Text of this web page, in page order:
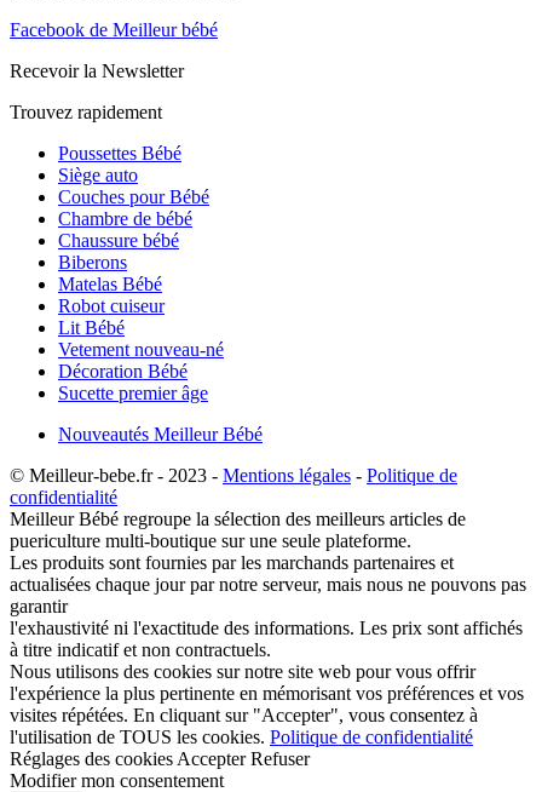
Facebook de Meilleur bébé
Recevoir la Newsletter
Trouvez rapidement
Poussettes Bébé
Siège auto
Couches pour Bébé
Chambre de bébé
Chaussure bébé
Biberons
Matelas Bébé
Robot cuiseur
Lit Bébé
Vetement nouveau-né
Décoration Bébé
Sucette premier âge
Nouveautés Meilleur Bébé
© Meilleur-bebe.fr - 2023 - Mentions légales - Politique de
confidentialité
Meilleur Bébé regroupe la sélection des meilleurs articles de
puericulture multi-boutique sur une seule plateforme.
Les produits sont fournies par les marchands partenaires et
actualisées chaque jour par notre serveur, mais nous ne pouvons pas
garantir
l'exhaustivité ni l'exactitude des informations. Les prix sont affichés
à titre indicatif et non contractuels.
Nous utilisons des cookies sur notre site web pour vous offrir
l'expérience la plus pertinente en mémorisant vos préférences et vos
visites répétées. En cliquant sur "Accepter", vous consentez à
l'utilisation de TOUS les cookies. Politique de confidentialité
Réglages des cookies Accepter Refuser
Modifier mon consentement